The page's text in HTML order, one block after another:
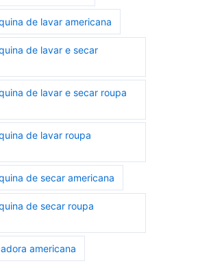
de lavar americana
de lavar e secar
de lavar e secar roupa
de lavar roupa
de secar americana
de secar roupa
americana